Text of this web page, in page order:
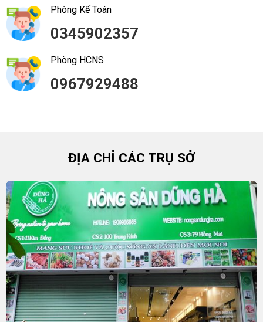
Phòng Kế Toán
0345902357
Phòng HCNS
0967929488
ĐỊA CHỈ CÁC TRỤ SỞ